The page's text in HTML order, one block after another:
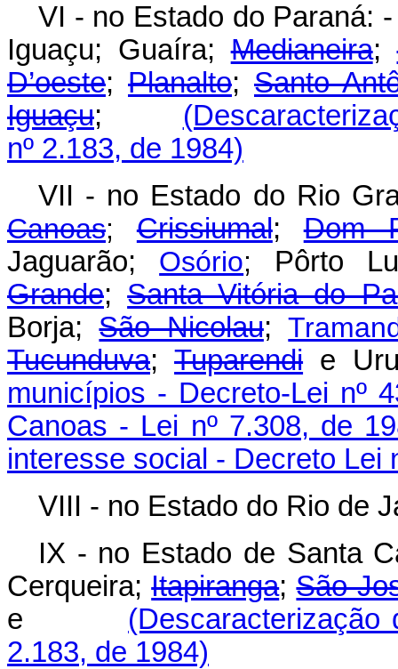
VI - no Estado do Paraná:
Iguaçu; Guaíra;Medianeira;
D’oeste; Planalto; Santo
Iguaçu;
nº 2.183, de 1984)
VII - no Estado do Rio
Canoas;Crissiumal;Dom
Jaguarão; Osório; Pôrto
Grande;Santa Vitória do
Borja;São Nicolau;
Tucunduva;Tuparendi e
municípios - Decreto-Lei nº
Canoas - Lei nº 7.308, de
interesse social - Decreto Lei
VIII - no Estado do Rio de
IX - no Estado de Santa
Cerqueira;Itapiranga;São
e
2.183, de 1984)